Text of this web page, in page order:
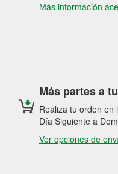
Más información
Más partes a
Realiza tu orden en
Día Siguiente a
Ver opciones de